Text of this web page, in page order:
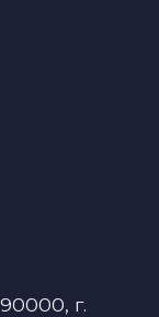
г.